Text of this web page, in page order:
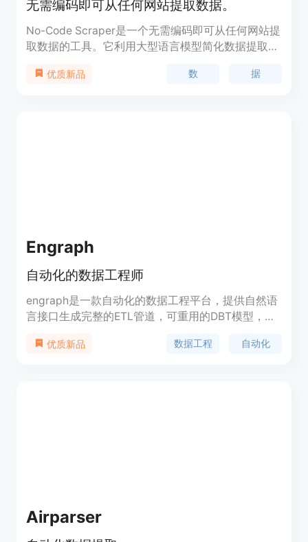
无需编码即可从任何网站提取数据。
No-Code Scraper是一个无需编码即可从任何网站提
取数据的工具。它利用大型语言模型简化数据提取过
站的变化，提供最简单和最快的网络抓取体验。
优质新品 数 据
Engraph
自动化的数据工程师
engraph是一款自动化的数据工程平台，提供自然语
言接口生成完整的ETL管道，可重用的DBT模型，无
队的效率和生产力。我们提供多种定价计划以适应各
优质新品 数据工程 自动化
Airparser